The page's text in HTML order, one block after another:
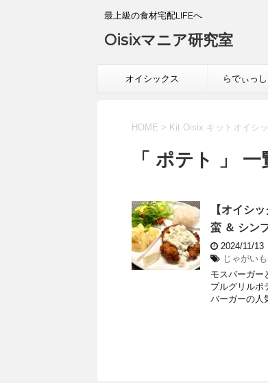
最上級の食材宅配LIFEへ
Oisixマニア研究室
オイシックス らでぃっ
HOME > Kit Oisix キットオイシ
「 ポテト 」 一
【オイシ
蛮 ＆ シン
2024/11/13
じゃがいも
モスバーガー
プルグリルポ
バーガーの人